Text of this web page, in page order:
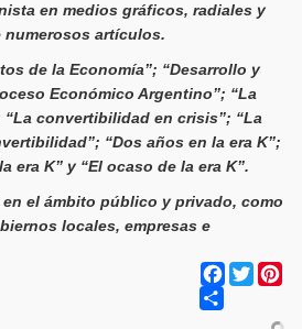
en medios gráficos, radiales y
artículos.
de la Economía”; “Desarrollo y
Económico Argentino”; “La
convertibilidad en crisis”; “La
“Dos años en la era K”;
era K” y “El ocaso de la era K”.
el ámbito público y privado, como
locales, empresas e
Facebook
Twitter